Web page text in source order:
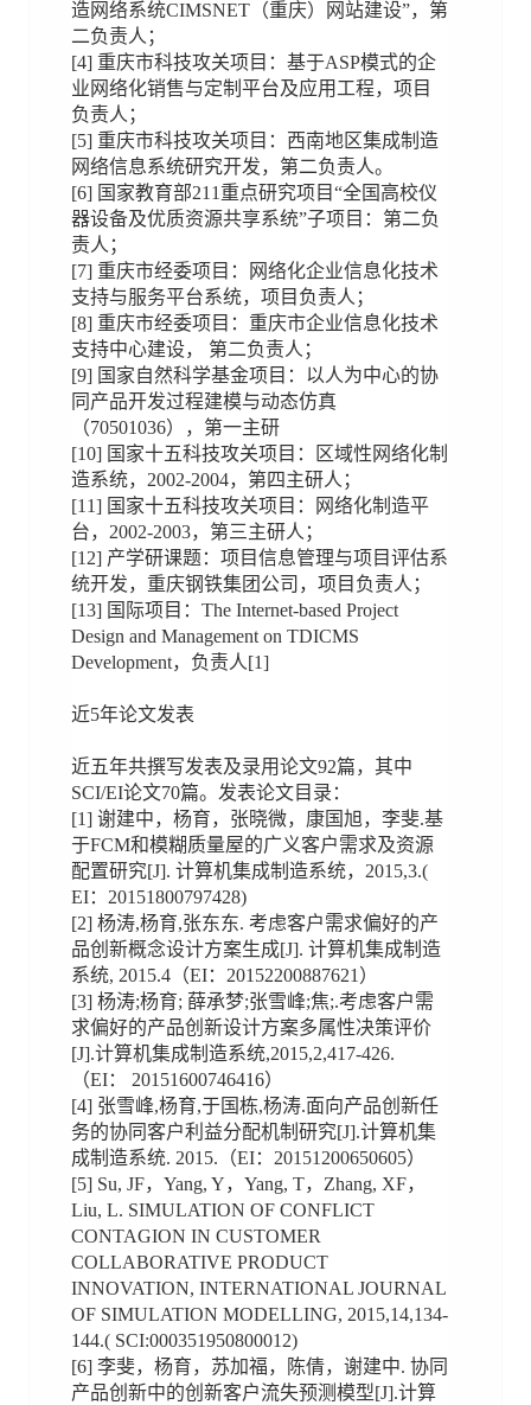
造网络系统CIMSNET（重庆）网站建设”，第
二负责人；
[4] 重庆市科技攻关项目：基于ASP模式的企
业网络化销售与定制平台及应用工程，项目
负责人；
[5] 重庆市科技攻关项目：西南地区集成制造
网络信息系统研究开发，第二负责人。
[6] 国家教育部211重点研究项目“全国高校仪
器设备及优质资源共享系统”子项目：第二负
责人；
[7] 重庆市经委项目：网络化企业信息化技术
支持与服务平台系统，项目负责人；
[8] 重庆市经委项目：重庆市企业信息化技术
支持中心建设， 第二负责人；
[9] 国家自然科学基金项目：以人为中心的协
同产品开发过程建模与动态仿真
（70501036），第一主研
[10] 国家十五科技攻关项目：区域性网络化制
造系统，2002-2004，第四主研人；
[11] 国家十五科技攻关项目：网络化制造平
台，2002-2003，第三主研人；
[12] 产学研课题：项目信息管理与项目评估系
统开发，重庆钢铁集团公司，项目负责人；
[13] 国际项目：The Internet-based Project
Design and Management on TDICMS
Development，负责人[1]
近5年论文发表
近五年共撰写发表及录用论文92篇，其中
SCI/EI论文70篇。发表论文目录：
[1] 谢建中，杨育，张晓微，康国旭，李斐.基
于FCM和模糊质量屋的广义客户需求及资源
配置研究[J]. 计算机集成制造系统，2015,3.(
EI：20151800797428)
[2] 杨涛,杨育,张东东. 考虑客户需求偏好的产
品创新概念设计方案生成[J]. 计算机集成制造
系统, 2015.4（EI：20152200887621）
[3] 杨涛;杨育; 薛承梦;张雪峰;焦;.考虑客户需
求偏好的产品创新设计方案多属性决策评价
[J].计算机集成制造系统,2015,2,417-426.
（EI： 20151600746416）
[4] 张雪峰,杨育,于国栋,杨涛.面向产品创新任
务的协同客户利益分配机制研究[J].计算机集
成制造系统. 2015.（EI：20151200650605）
[5] Su, JF，Yang, Y，Yang, T，Zhang, XF，
Liu, L. SIMULATION OF CONFLICT
CONTAGION IN CUSTOMER
COLLABORATIVE PRODUCT
INNOVATION, INTERNATIONAL JOURNAL
OF SIMULATION MODELLING, 2015,14,134-
144.( SCI:000351950800012)
[6] 李斐，杨育，苏加福，陈倩，谢建中. 协同
产品创新中的创新客户流失预测模型[J].计算